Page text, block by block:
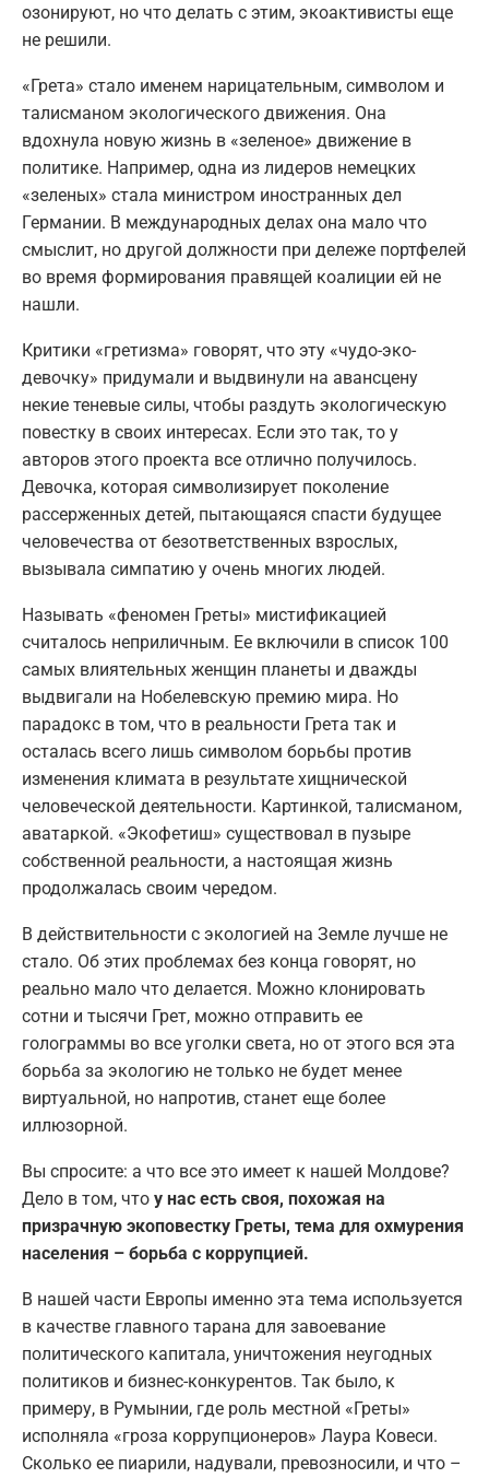
озонируют, но что делать с этим, экоактивисты еще
не решили.
«Грета» стало именем нарицательным, символом и
талисманом экологического движения. Она
вдохнула новую жизнь в «зеленое» движение в
политике. Например, одна из лидеров немецких
«зеленых» стала министром иностранных дел
Германии. В международных делах она мало что
смыслит, но другой должности при дележе портфелей
во время формирования правящей коалиции ей не
нашли.
Критики «гретизма» говорят, что эту «чудо-эко-
девочку» придумали и выдвинули на авансцену
некие теневые силы, чтобы раздуть экологическую
повестку в своих интересах. Если это так, то у
авторов этого проекта все отлично получилось.
Девочка, которая символизирует поколение
рассерженных детей, пытающаяся спасти будущее
человечества от безответственных взрослых,
вызывала симпатию у очень многих людей.
Называть «феномен Греты» мистификацией
считалось неприличным. Ее включили в список 100
самых влиятельных женщин планеты и дважды
выдвигали на Нобелевскую премию мира. Но
парадокс в том, что в реальности Грета так и
осталась всего лишь символом борьбы против
изменения климата в результате хищнической
человеческой деятельности. Картинкой, талисманом,
аватаркой. «Экофетиш» существовал в пузыре
собственной реальности, а настоящая жизнь
продолжалась своим чередом.
В действительности с экологией на Земле лучше не
стало. Об этих проблемах без конца говорят, но
реально мало что делается. Можно клонировать
сотни и тысячи Грет, можно отправить ее
голограммы во все уголки света, но от этого вся эта
борьба за экологию не только не будет менее
виртуальной, но напротив, станет еще более
иллюзорной.
Вы спросите: а что все это имеет к нашей Молдове?
Дело в том, что у нас есть своя, похожая на
призрачную экоповестку Греты, тема для охмурения
населения – борьба с коррупцией.
В нашей части Европы именно эта тема используется
в качестве главного тарана для завоевание
политического капитала, уничтожения неугодных
политиков и бизнес-конкурентов. Так было, к
примеру, в Румынии, где роль местной «Греты»
исполняла «гроза коррупционеров» Лаура Ковеси.
Сколько ее пиарили, надували, превозносили, и что –